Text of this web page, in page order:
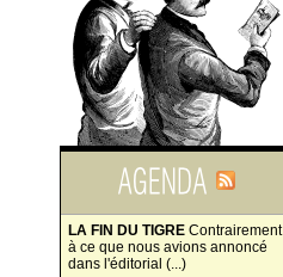
LA FIN DU TIGRE Contrairement
à ce que nous avions annoncé
dans l'éditorial (...)